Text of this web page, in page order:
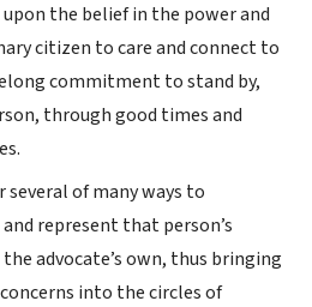
the belief in the power and
citizen to care and connect to
commitment to stand by,
through good times and
several of many ways to
represent that person’s
advocate’s own, thus bringing
into the circles of